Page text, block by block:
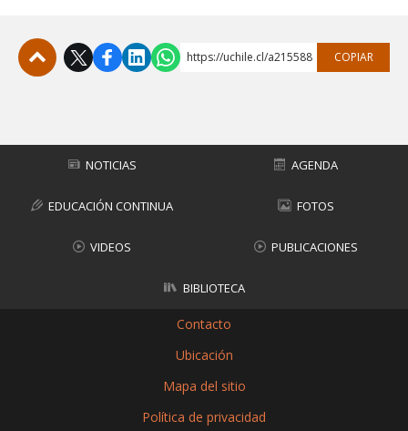
https://uchile.cl/a215588 COPIAR
NOTICIAS AGENDA
EDUCACIÓN CONTINUA FOTOS
VIDEOS PUBLICACIONES
BIBLIOTECA
Contacto
Ubicación
Mapa del sitio
Política de privacidad